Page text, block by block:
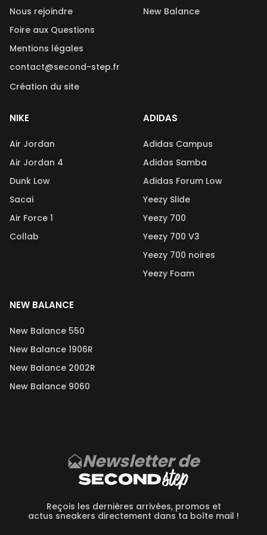
Nous rejoindre
Foire aux Questions
Mentions légales
contact@second-step.fr
Création du site
New Balance
NIKE
Air Jordan
Air Jordan 4
Dunk Low
Sacai
Air Force 1
Collab
ADIDAS
Adidas Campus
Adidas Samba
Adidas Forum Low
Yeezy Slide
Yeezy 700
Yeezy 700 V3
Yeezy 700 noires
Yeezy Foam
NEW BALANCE
New Balance 550
New Balance 1906R
New Balance 2002R
New Balance 9060
Newsletter de
Reçois les dernières arrivées, promos et
actus sneakers directement dans ta boîte mail !